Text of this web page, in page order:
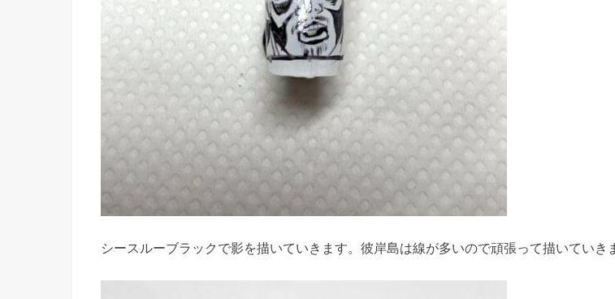
シースルーブラックで影を描いていきます。彼岸島は線が多いので頑張って描いていき